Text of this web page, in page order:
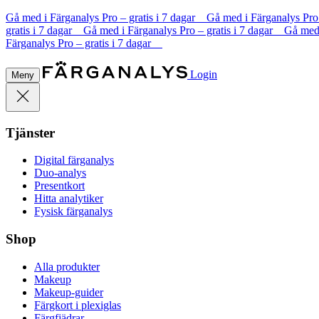
Gå med i Färganalys Pro – gratis i 7 dagar Gå med i Färganalys
gratis i 7 dagar Gå med i Färganalys Pro – gratis i 7 dagar Gå
Färganalys Pro – gratis i 7 dagar
Meny Login
Tjänster
Digital färganalys
Duo-analys
Presentkort
Hitta analytiker
Fysisk färganalys
Shop
Alla produkter
Makeup
Makeup-guider
Färgkort i plexiglas